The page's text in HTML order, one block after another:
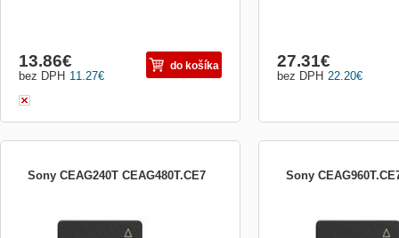
11.27€
bez DPH
13.86€ do košíka
22.20€
bez DPH
27.31€
Sony CEAG240T CEAG480T.CE7
paměťová karta Sony CEAG480T.CE7
Sony
CFexpress Type A
speeds of up to 1700